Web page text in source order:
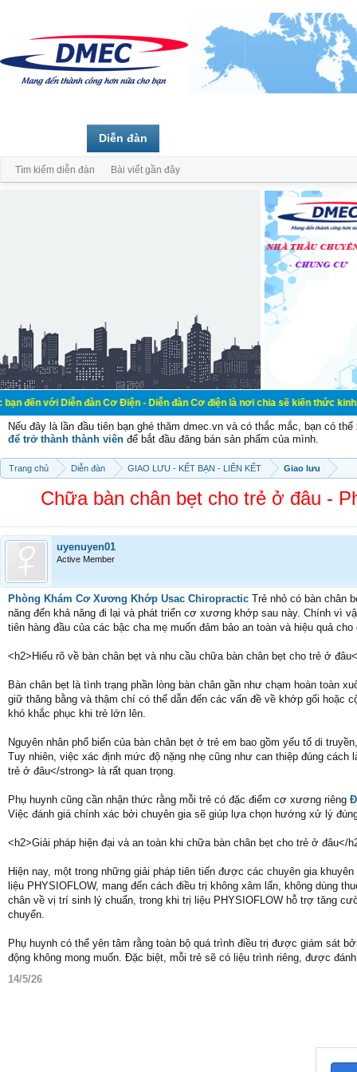
Diễn đàn Cơ Điện - Diễn đàn Cơ điện là nơi chia sẽ kiến thức kinh nghiệm
Nếu đây là lần đầu tiên bạn ghé thăm dmec.vn và có thắc mắc, bạn có
để trở thành thành viên để bắt đầu đăng bán sản phẩm của mình.
Trang chủ Diễn đàn GIAO LƯU - KẾT BẠN - LIÊN KẾT Giao lưu
Chữa bàn chân bẹt cho trẻ ở đâu -
uyenuyen01
Active Member
Phòng Khám Cơ Xương Khớp Usac Chiropractic Trẻ nhỏ có bàn chân
năng đến khả năng đi lại và phát triển cơ xương khớp sau này. Chính vì
tiên hàng đầu của các bậc cha mẹ muốn đảm bảo an toàn và hiệu quả cho
<h2>Hiểu rõ về bàn chân bẹt và nhu cầu chữa bàn chân bẹt cho trẻ ở
Bàn chân bẹt là tình trạng phần lòng bàn chân gần như chạm hoàn toàn
giữ thăng bằng và thậm chí có thể dẫn đến các vấn đề về khớp gối hoặc
khó khắc phục khi trẻ lớn lên.
Nguyên nhân phổ biến của bàn chân bẹt ở trẻ em bao gồm yếu tố di
Tuy nhiên, việc xác định mức độ nặng nhẹ cũng như can thiệp đúng
trẻ ở đâu</strong> là rất quan trọng.
Phụ huynh cũng cần nhận thức rằng mỗi trẻ có đặc điểm cơ xương riêng
Việc đánh giá chính xác bởi chuyên gia sẽ giúp lựa chọn hướng xử lý
<h2>Giải pháp hiện đại và an toàn khi chữa bàn chân bẹt cho trẻ ở đâu</
Hiện nay, một trong những giải pháp tiên tiến được các chuyên gia
liệu PHYSIOFLOW, mang đến cách điều trị không xâm lấn, không dùng
chân về vị trí sinh lý chuẩn, trong khi trị liệu PHYSIOFLOW hỗ trợ tăng
chuyển.
Phụ huynh có thể yên tâm rằng toàn bộ quá trình điều trị được giám sát
động không mong muốn. Đặc biệt, mỗi trẻ sẽ có liệu trình riêng, được
14/5/26
Diễn đàn
Tìm kiếm diễn đàn Bài viết gần đây